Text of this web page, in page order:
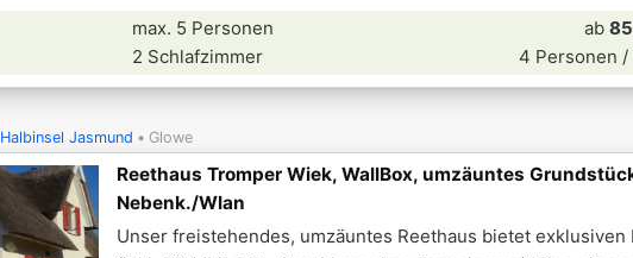
max. 5 Personen
2 Schlafzimmer
ab
4 Personen /
Halbinsel Jasmund Glowe
Reethaus Tromper Wiek, WallBox, umzäuntes
Nebenk./Wlan
Unser freistehendes, umzäuntes Reethaus bietet exklusiven